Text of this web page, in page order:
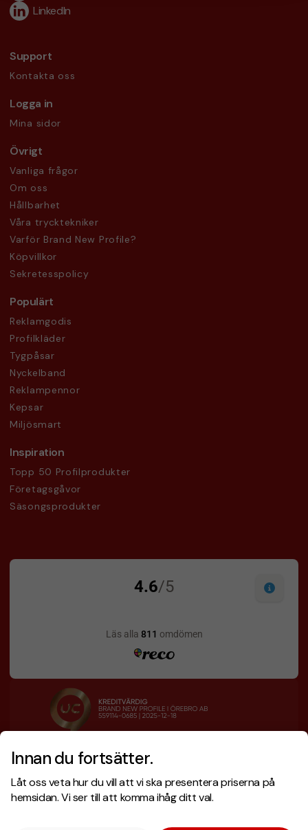
Innan du fortsätter.
Låt oss veta hur du vill att vi ska presentera priserna på
hemsidan. Vi ser till att komma ihåg ditt val.
LinkedIn
Support
Kontakta oss
Logga in
Mina sidor
Övrigt
Vanliga frågor
Om oss
Hållbarhet
Våra trycktekniker
Varför Brand New Profile?
Köpvillkor
Sekretesspolicy
Populärt
Reklamgodis
Profilkläder
Tygpåsar
Nyckelband
Reklampennor
Kepsar
Miljösmart
Inspiration
Topp 50 Profilprodukter
Företagsgåvor
Säsongsprodukter
Designskiss inom 1 h
Fri offert
Snabb leverans